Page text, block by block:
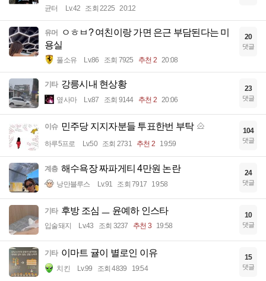
균터 Lv.42 조회 2225 20:12
유머
ㅇㅎㅂ? 여친이랑 가면 은근 부담된다는 미
용실
풀소유 Lv.86 조회 7925 추천 2 20:08
20
댓글
기타 강릉시내 현상황
옆사마 Lv.87 조회 9144 추천 2 20:06
23
댓글
이슈 민주당 지지자분들 투표한번 부탁
하루5프로 Lv.50 조회 2731 추천 2 19:59
104
댓글
계층 해수욕장 짜파게티 4만원 논란
낭만블루스 Lv.91 조회 7917 19:58
24
댓글
기타 후방 조심 ㅡ 윤예하 인스타
입술돼지 Lv.43 조회 3237 추천 3 19:58
10
댓글
기타 이마트 귤이 별로인 이유
치킨 Lv.99 조회 4839 19:54
15
댓글